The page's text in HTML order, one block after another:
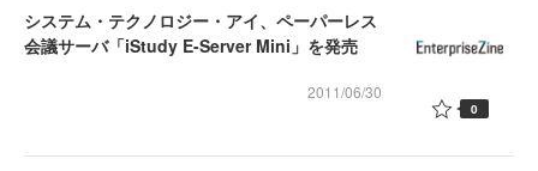
システム・テクノロジー・アイ、ペーパーレス
会議サーバ「iStudy E-Server Mini」を発売
2011/06/30
0